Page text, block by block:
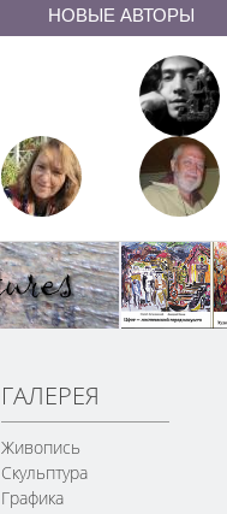
НОВЫЕ АВТОРЫ
ГАЛЕРЕЯ
Живопись
Скульптура
Графика